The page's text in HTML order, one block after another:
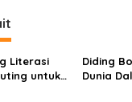
Literasi
untuk
Diding
Dunia